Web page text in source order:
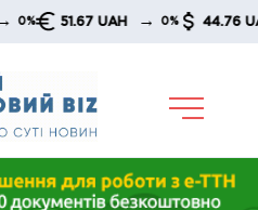
51.67 UAH → 0% 44.76 UAH →